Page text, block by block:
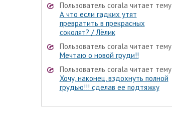
Пользователь corala читает тему
А что если гадких утят
превратить в прекрасных
соколят? / Лёлик
Пользователь corala читает тему
Мечтаю о новой груди!!
Пользователь corala читает тему
Хочу, наконец, вздохнуть полной
грудью!!! сделав ее подтяжку